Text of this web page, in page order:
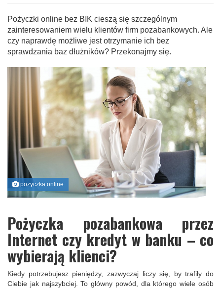
Pożyczki online bez BIK cieszą się szczególnym
zainteresowaniem wielu klientów firm pozabankowych. Ale
czy naprawdę możliwe jest otrzymanie ich bez
sprawdzania baz dłużników? Przekonajmy się.
pożyczka online
Pożyczka pozabankowa przez
Internet czy kredyt w banku – co
wybierają klienci?
Kiedy potrzebujesz pieniędzy, zazwyczaj liczy się, by trafiły do
Ciebie jak najszybciej. To główny powód, dla którego wiele osób